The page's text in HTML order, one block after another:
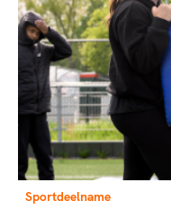
Sportdeelname